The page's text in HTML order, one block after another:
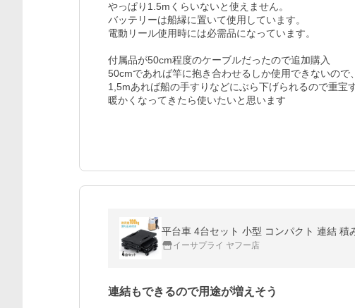
やっぱり1.5mくらいないと使えません。
バッテリーは船縁に置いて使用しています。
電動リール使用時には必需品になっています。
付属品が50cm程度のケーブルだったので追加購入
50cmであれば竿に抱き合わせるしか使用できないので
1,5mあれば船の手すりなどにぶら下げられるので重宝
暖かくなってきたら使いたいと思います
平台車 4台セット 小型 コンパクト 連結
イーサプライ ヤフー店
連結もできるので用途が増えそう